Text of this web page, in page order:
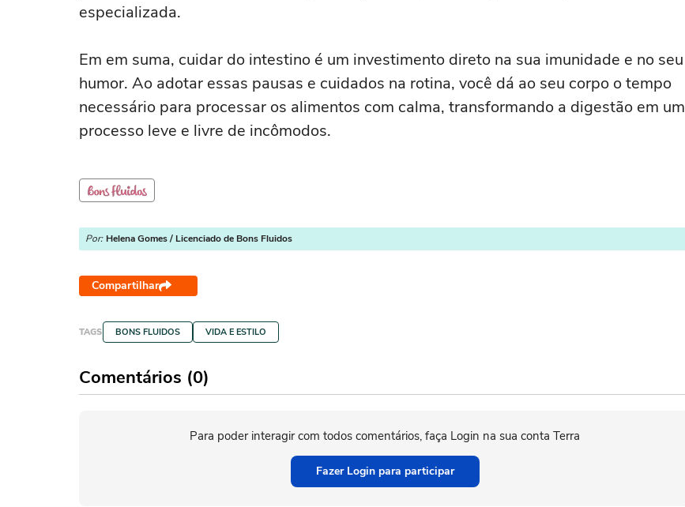
especializada.
Em em suma, cuidar do intestino é um investimento direto na sua imunidade e no seu
humor. Ao adotar essas pausas e cuidados na rotina, você dá ao seu corpo o tempo
necessário para processar os alimentos com calma, transformando a digestão em um
processo leve e livre de incômodos.
Por: Helena Gomes / Licenciado de Bons Fluidos
Compartilhar
TAGS BONS FLUIDOS VIDA E ESTILO
Comentários (0)
Para poder interagir com todos comentários, faça Login na sua conta Terra
Fazer Login para participar